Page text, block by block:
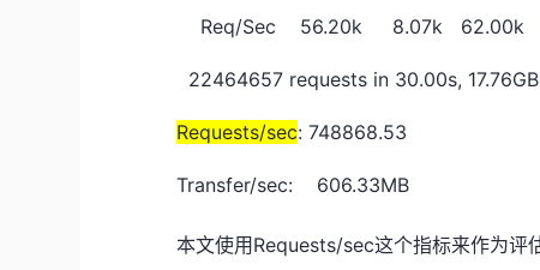
Req/Sec 56.20k 8.07k 62.00k
22464657 requests in 30.00s,
Requests/sec: 748868.53
Transfer/sec: 606.33MB
本文使用Requests/sec这个指标来作为评